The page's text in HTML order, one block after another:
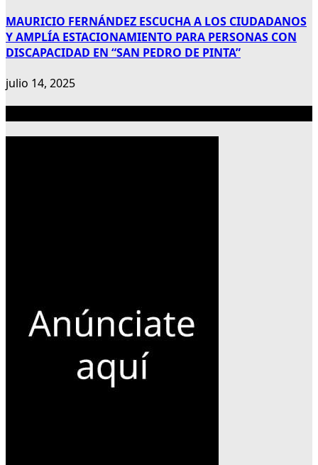
MAURICIO FERNÁNDEZ ESCUCHA A LOS CIUDADANOS
Y AMPLÍA ESTACIONAMIENTO PARA PERSONAS CON
DISCAPACIDAD EN “SAN PEDRO DE PINTA”
julio 14, 2025